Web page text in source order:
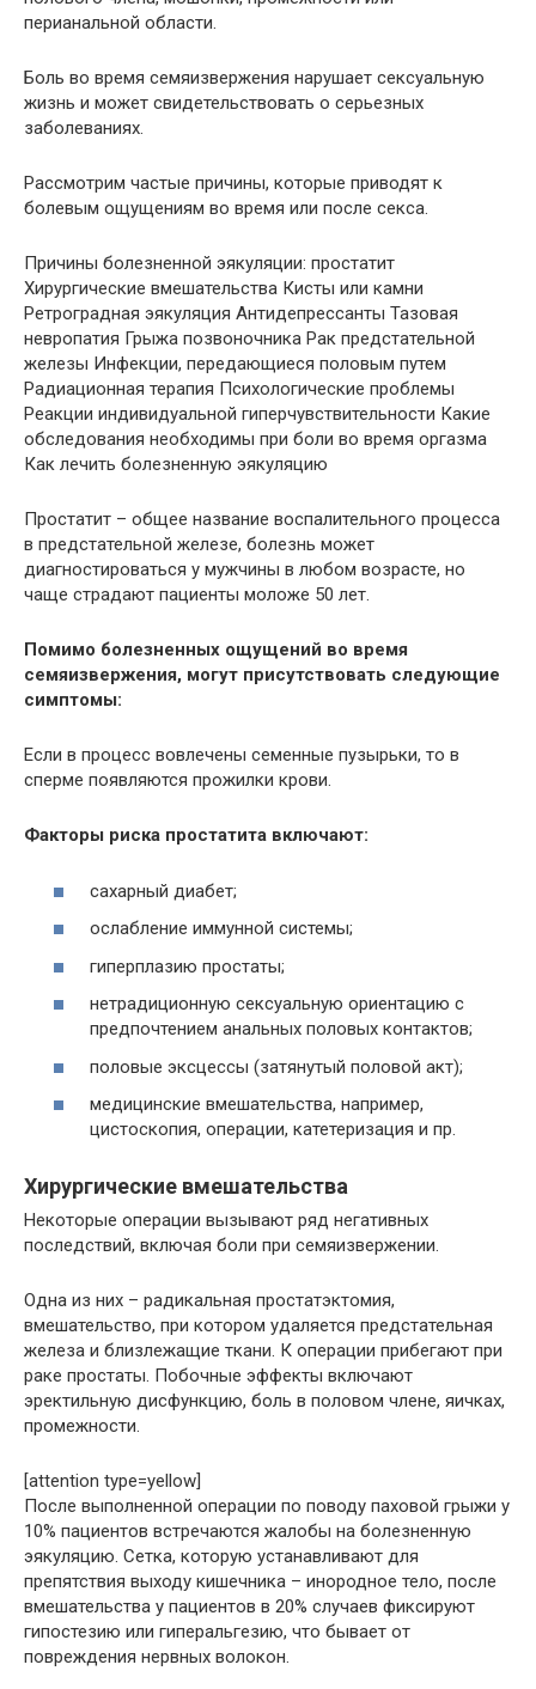
перианальной области.
Боль во время семяизвержения нарушает сексуальную
жизнь и может свидетельствовать о серьезных
заболеваниях.
Рассмотрим частые причины, которые приводят к
болевым ощущениям во время или после секса.
Причины болезненной эякуляции: простатит
Хирургические вмешательства Кисты или камни
Ретроградная эякуляция Антидепрессанты Тазовая
невропатия Грыжа позвоночника Рак предстательной
железы Инфекции, передающиеся половым путем
Радиационная терапия Психологические проблемы
Реакции индивидуальной гиперчувствительности Какие
обследования необходимы при боли во время оргазма
Как лечить болезненную эякуляцию
Простатит – общее название воспалительного процесса
в предстательной железе, болезнь может
диагностироваться у мужчины в любом возрасте, но
чаще страдают пациенты моложе 50 лет.
Помимо болезненных ощущений во время
семяизвержения, могут присутствовать следующие
симптомы:
Если в процесс вовлечены семенные пузырьки, то в
сперме появляются прожилки крови.
Факторы риска простатита включают:
сахарный диабет;
ослабление иммунной системы;
гиперплазию простаты;
нетрадиционную сексуальную ориентацию с
предпочтением анальных половых контактов;
половые эксцессы (затянутый половой акт);
медицинские вмешательства, например,
цистоскопия, операции, катетеризация и пр.
Хирургические вмешательства
Некоторые операции вызывают ряд негативных
последствий, включая боли при семяизвержении.
Одна из них – радикальная простатэктомия,
вмешательство, при котором удаляется предстательная
железа и близлежащие ткани. К операции прибегают при
раке простаты. Побочные эффекты включают
эректильную дисфункцию, боль в половом члене, яичках,
промежности.
[attention type=yellow]
После выполненной операции по поводу паховой грыжи у
10% пациентов встречаются жалобы на болезненную
эякуляцию. Сетка, которую устанавливают для
препятствия выходу кишечника – инородное тело, после
вмешательства у пациентов в 20% случаев фиксируют
гипостезию или гиперальгезию, что бывает от
повреждения нервных волокон.